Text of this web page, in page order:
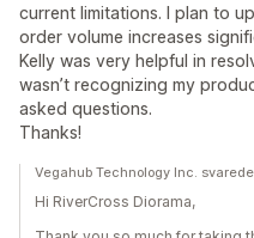
current limitations. I plan to
order volume increases
Kelly was very helpful in
wasn’t recognizing my
asked questions.
Thanks!
Vegahub Technology Inc.
Hi RiverCross Diorama,